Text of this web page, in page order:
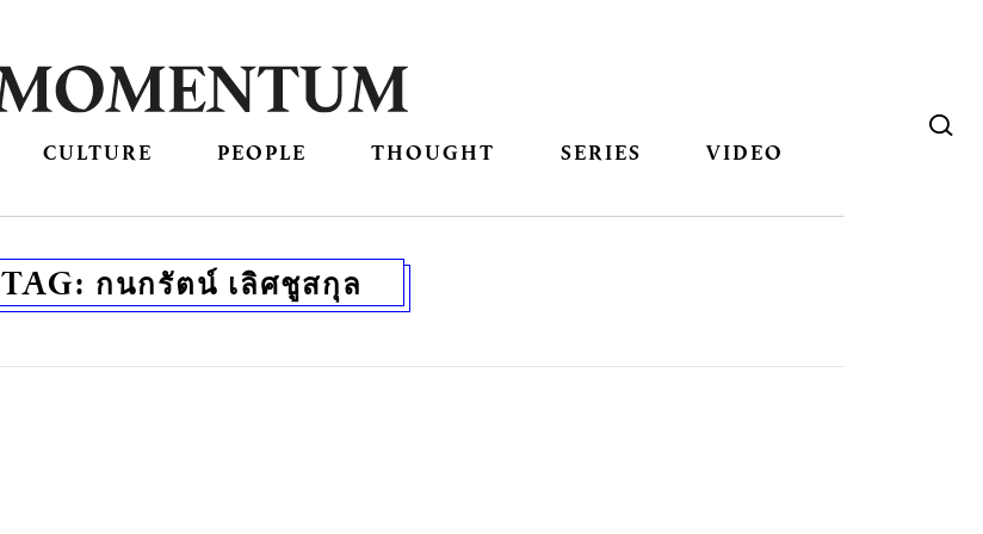
CULTURE PEOPLE THOUGHT SERIES VIDEO
TAG: กนกรัตน์ เลิศชูสกุล